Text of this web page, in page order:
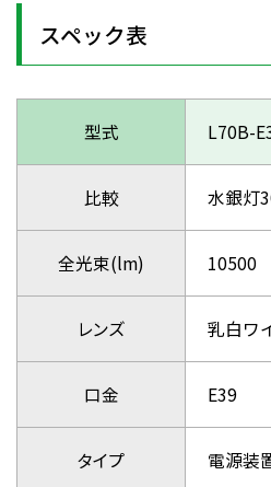
スペック表
型式 L70B-
比較 水銀灯
全光束(lm) 10500
レンズ 乳白ワ
口金 E39
タイプ 電源装